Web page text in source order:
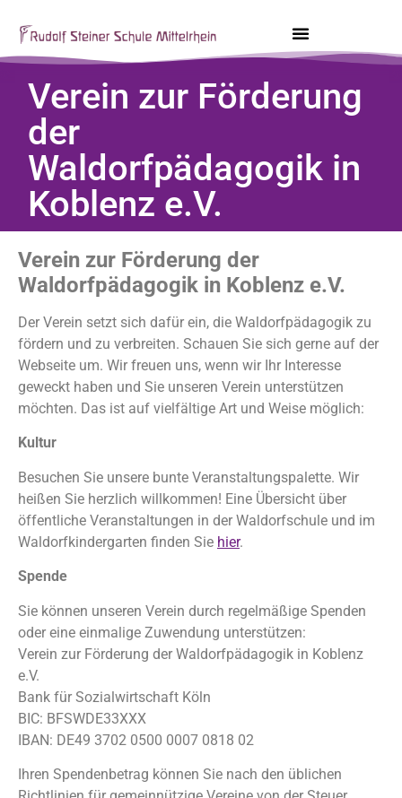
Verein zur Förderung
der
Waldorfpädagogik in
Koblenz e.V.
Verein zur Förderung der
Waldorfpädagogik in Koblenz e.V.
Der Verein setzt sich dafür ein, die Waldorfpädagogik zu
fördern und zu verbreiten. Schauen Sie sich gerne auf der
Webseite um. Wir freuen uns, wenn wir Ihr Interesse
geweckt haben und Sie unseren Verein unterstützen
möchten. Das ist auf vielfältige Art und Weise möglich:
Kultur
Besuchen Sie unsere bunte Veranstaltungspalette. Wir
heißen Sie herzlich willkommen! Eine Übersicht über
öffentliche Veranstaltungen in der Waldorfschule und im
Waldorfkindergarten finden Sie hier.
Spende
Sie können unseren Verein durch regelmäßige Spenden
oder eine einmalige Zuwendung unterstützen:
Verein zur Förderung der Waldorfpädagogik in Koblenz
e.V.
Bank für Sozialwirtschaft Köln
BIC: BFSWDE33XXX
IBAN: DE49 3702 0500 0007 0818 02
Ihren Spendenbetrag können Sie nach den üblichen